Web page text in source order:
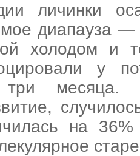
личинки
диапауза —
холодом и
у
три месяца.
на